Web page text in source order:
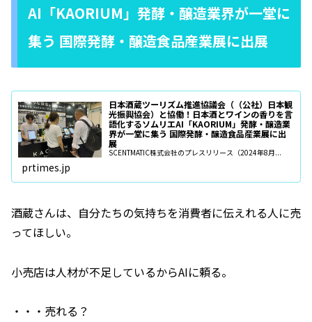
AI「KAORIUM」発酵・醸造業界が一堂に
集う 国際発酵・醸造食品産業展に出展
日本酒蔵ツーリズム推進協議会（（公社）日本観
光振興協会）と協働！日本酒とワインの香りを言
語化するソムリエAI「KAORIUM」発酵・醸造業
界が一堂に集う 国際発酵・醸造食品産業展に出
展
SCENTMATIC株式会社のプレスリリース（2024年8月...
prtimes.jp
酒蔵さんは、自分たちの気持ちを消費者に伝えれる人に売
ってほしい。
小売店は人材が不足しているからAIに頼る。
・・・売れる？